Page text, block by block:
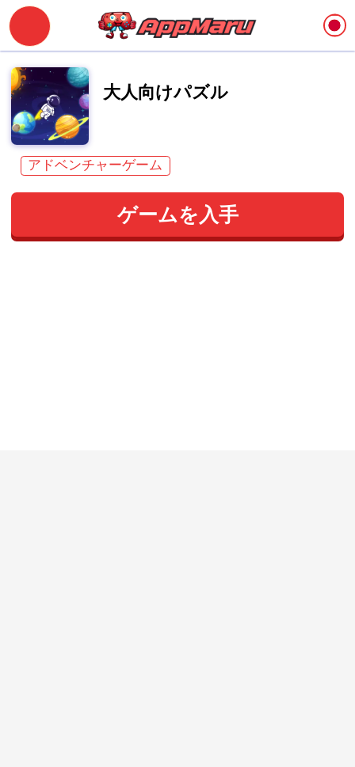
大人向けパズル
アドベンチャーゲーム
ゲームを入手